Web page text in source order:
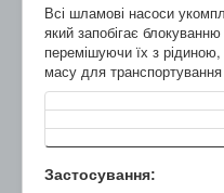
Всі шламові насоси
який запобігає
перемішуючи їх з
масу для
Застосування: